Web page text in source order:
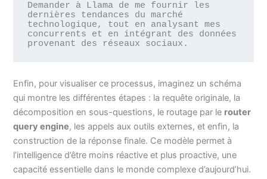
Demander à Llama de me fournir les
dernières tendances du marché
technologique, tout en analysant mes
concurrents et en intégrant des données
provenant des réseaux sociaux.
Enfin, pour visualiser ce processus, imaginez un schéma
qui montre les différentes étapes : la requête originale, la
décomposition en sous-questions, le routage par le router
query engine, les appels aux outils externes, et enfin, la
construction de la réponse finale. Ce modèle permet à
l’intelligence d’être moins réactive et plus proactive, une
capacité essentielle dans le monde complexe d’aujourd’hui.